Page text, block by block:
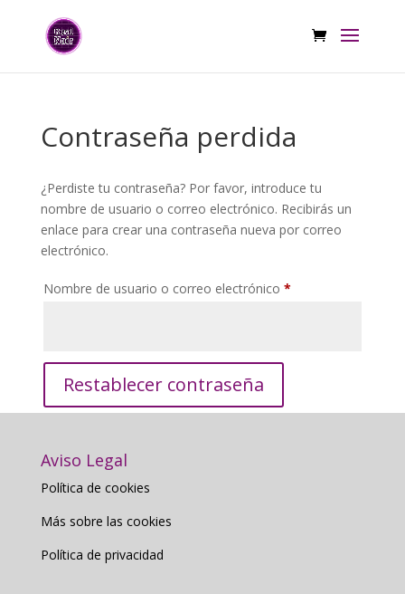
Contraseña perdida
¿Perdiste tu contraseña? Por favor, introduce tu
nombre de usuario o correo electrónico. Recibirás un
enlace para crear una contraseña nueva por correo
electrónico.
Nombre de usuario o correo electrónico *Obligatorio
Restablecer contraseña
Aviso Legal
Política de cookies
Más sobre las cookies
Política de privacidad